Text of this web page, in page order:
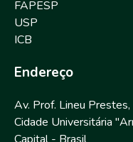
FAPESP
USP
ICB
Endereço
Av. Prof. Lineu
Cidade Universitária